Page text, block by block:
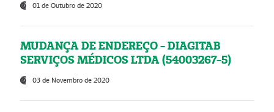
01 de Outubro de 2020
MUDANÇA DE ENDEREÇO - DIAGITAB
SERVIÇOS MÉDICOS LTDA (54003267-5)
03 de Novembro de 2020